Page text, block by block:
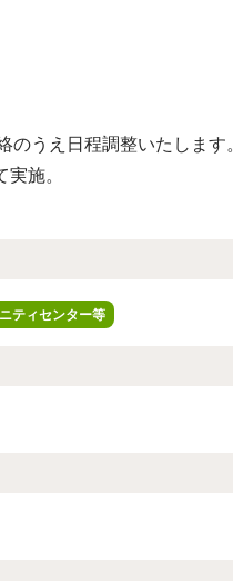
うえ日程調整いたします。
施。
ティセンター等